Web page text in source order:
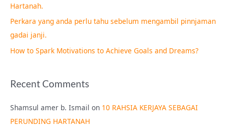
r
:
Hartanah.
Perkara yang anda perlu tahu sebelum mengambil pinnjaman
gadai janji.
How to Spark Motivations to Achieve Goals and Dreams?
Recent Comments
Shamsul amer b. Ismail on 10 RAHSIA KERJAYA SEBAGAI
PERUNDING HARTANAH